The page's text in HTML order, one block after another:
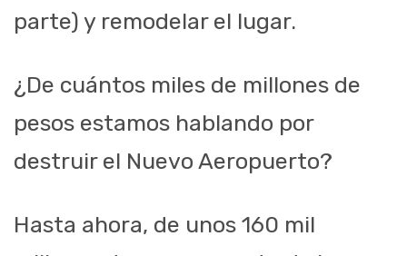
parte) y remodelar el lugar.
¿De cuántos miles de millones de
pesos estamos hablando por
destruir el Nuevo Aeropuerto?
Hasta ahora, de unos 160 mil